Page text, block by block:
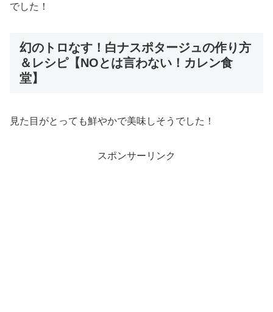
でした！
幻のトロなす！白ナスポタージュの作り方
＆レシピ【NOとは言わない！カレン食
堂】
見た目がとっても鮮やかで美味しそうでした！
スポンサーリンク